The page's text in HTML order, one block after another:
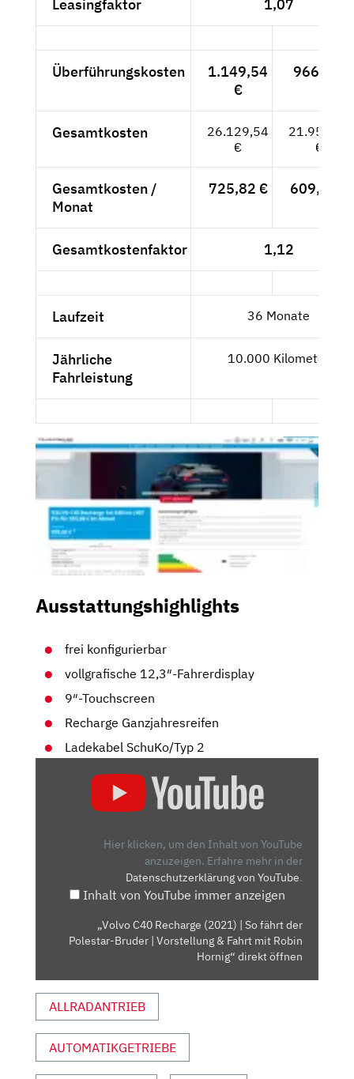
Leasingfaktor 1,07
Überführungskosten
1.149,54
€
966,-- €
Gesamtkosten
26.129,54
€
21.957,60
€
Gesamtkosten /
Monat
725,82 € 609,93 €
Gesamtkostenfaktor 1,12
Laufzeit 36 Monate
Jährliche
Fahrleistung
10.000 Kilometer
Ausstattungshighlights
frei konfigurierbar
vollgrafische 12,3″-Fahrerdisplay
9″-Touchscreen
Recharge Ganzjahresreifen
Ladekabel SchuKo/Typ 2
RECHARGE
POLESTAR-
| VORSTELLUNG
MIT
ROBIN
HORNIG“
VON
Hier klicken, um den Inhalt von YouTube
anzuzeigen. Erfahre mehr in der
Datenschutzerklärung von YouTube.
Inhalt von YouTube immer anzeigen
„Volvo C40 Recharge (2021) | So fährt der
Polestar-Bruder | Vorstellung & Fahrt mit Robin
Hornig“ direkt öffnen
ALLRADANTRIEB
AUTOMATIKGETRIEBE